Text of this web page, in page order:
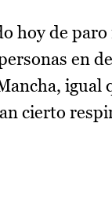
hoy de
en
igual
cierto